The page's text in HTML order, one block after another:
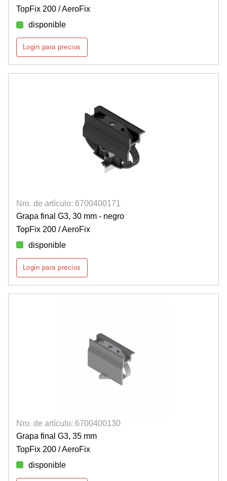
TopFix 200 / AeroFix
disponible
Login para precios
Nro. de artículo: 6700400171
Grapa final G3, 30 mm - negro
TopFix 200 / AeroFix
disponible
Login para precios
Nro. de artículo: 6700400130
Grapa final G3, 35 mm
TopFix 200 / AeroFix
disponible